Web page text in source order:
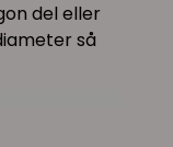
del eller
så